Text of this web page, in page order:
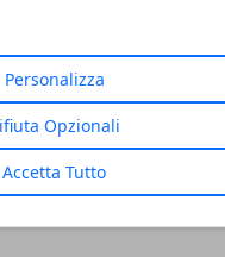
Personalizza
Opzionali
Accetta Tutto